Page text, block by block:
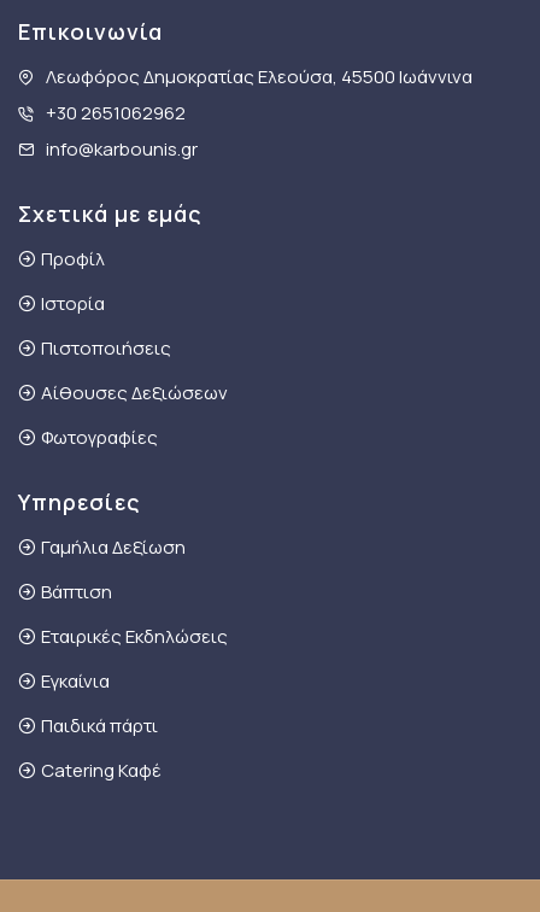
Επικοινωνία
Λεωφόρος Δημοκρατίας Ελεούσα, 45500 Ιωάννινα
+30 2651062962
info@karbounis.gr
Σχετικά με εμάς
Προφίλ
Ιστορία
Πιστοποιήσεις
Αίθουσες Δεξιώσεων
Φωτογραφίες
Υπηρεσίες
Γαμήλια Δεξίωση
Βάπτιση
Εταιρικές Εκδηλώσεις
Εγκαίνια
Παιδικά πάρτι
Catering Καφέ